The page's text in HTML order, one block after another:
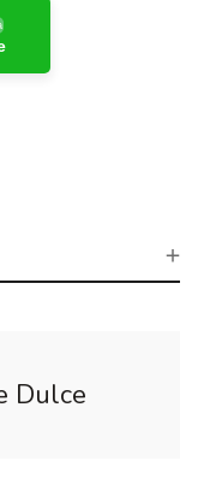
Dulce